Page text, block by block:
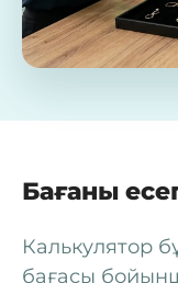
Бағаны
Калькулятор
бағасы